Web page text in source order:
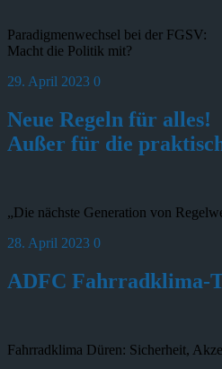
Paradigmenwechsel bei der FGSV:
Macht die Politik mit?
29. April 2023 0
Neue Regeln für alles!
Außer für die
„Die nächste Generation von
28. April 2023 0
ADFC Fahrradklima-
Fahrradklima Düren: Sicherheit,